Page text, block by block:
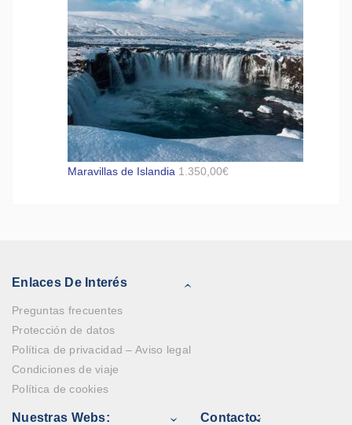
Maravillas de Islandia 1.350,00€
Enlaces De Interés
Preguntas frecuentes
Protección de datos
Política de privacidad – Aviso legal
Condiciones de viaje
Política de cookies
Nuestras Webs: Contacto: